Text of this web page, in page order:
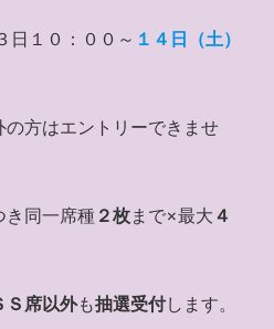
１０：００～ １４日（土）
の方はエントリーできませ
き同一席種 ２枚まで×最大 ４
Ｓ席以外も抽選受付します。